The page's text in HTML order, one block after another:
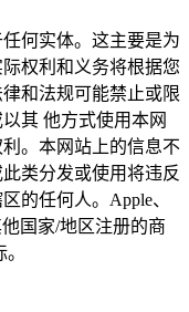
何实体。这主要是为
权利和义务将根据您
和法规可能禁止或限
其 他方式使用本网
。本网站上的信息不
类分发或使用将违反
的任何人。Apple、
他国家/地区注册的商